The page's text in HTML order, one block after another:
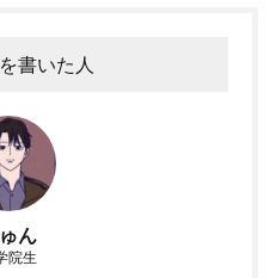
。
拍数の計測精度が下がっちゃう
書いた人
ん
院生